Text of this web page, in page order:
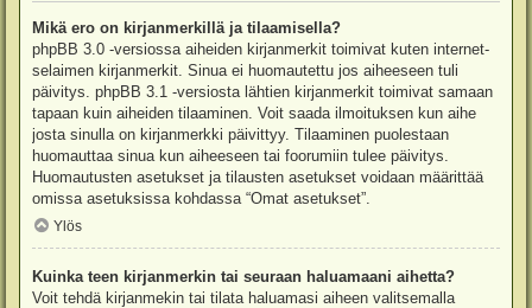
Mikä ero on kirjanmerkillä ja tilaamisella?
phpBB 3.0 -versiossa aiheiden kirjanmerkit toimivat kuten internet-
selaimen kirjanmerkit. Sinua ei huomautettu jos aiheeseen tuli
päivitys. phpBB 3.1 -versiosta lähtien kirjanmerkit toimivat samaan
tapaan kuin aiheiden tilaaminen. Voit saada ilmoituksen kun aihe
josta sinulla on kirjanmerkki päivittyy. Tilaaminen puolestaan
huomauttaa sinua kun aiheeseen tai foorumiin tulee päivitys.
Huomautusten asetukset ja tilausten asetukset voidaan määrittää
omissa asetuksissa kohdassa “Omat asetukset”.
Ylös
Kuinka teen kirjanmerkin tai seuraan haluamaani aihetta?
Voit tehdä kirjanmekin tai tilata haluamasi aiheen valitsemalla